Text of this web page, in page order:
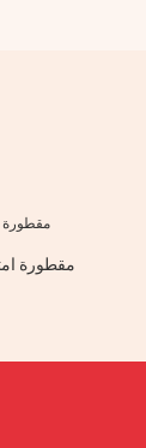
مقطورة